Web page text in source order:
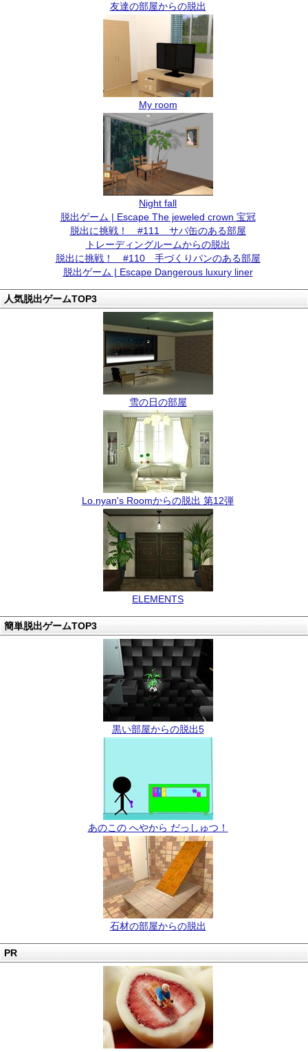
友達の部屋からの脱出
My room
Night fall
脱出ゲーム | Escape The jeweled crown 宝冠
脱出に挑戦！ #111 サバ缶のある部屋
トレーディングルームからの脱出
脱出に挑戦！ #110 手づくりパンのある部屋
脱出ゲーム | Escape Dangerous luxury liner
人気脱出ゲームTOP3
雪の日の部屋
Lo.nyan's Roomからの脱出 第12弾
ELEMENTS
簡単脱出ゲームTOP3
黒い部屋からの脱出5
あのこの へやから だっしゅつ！
石材の部屋からの脱出
PR